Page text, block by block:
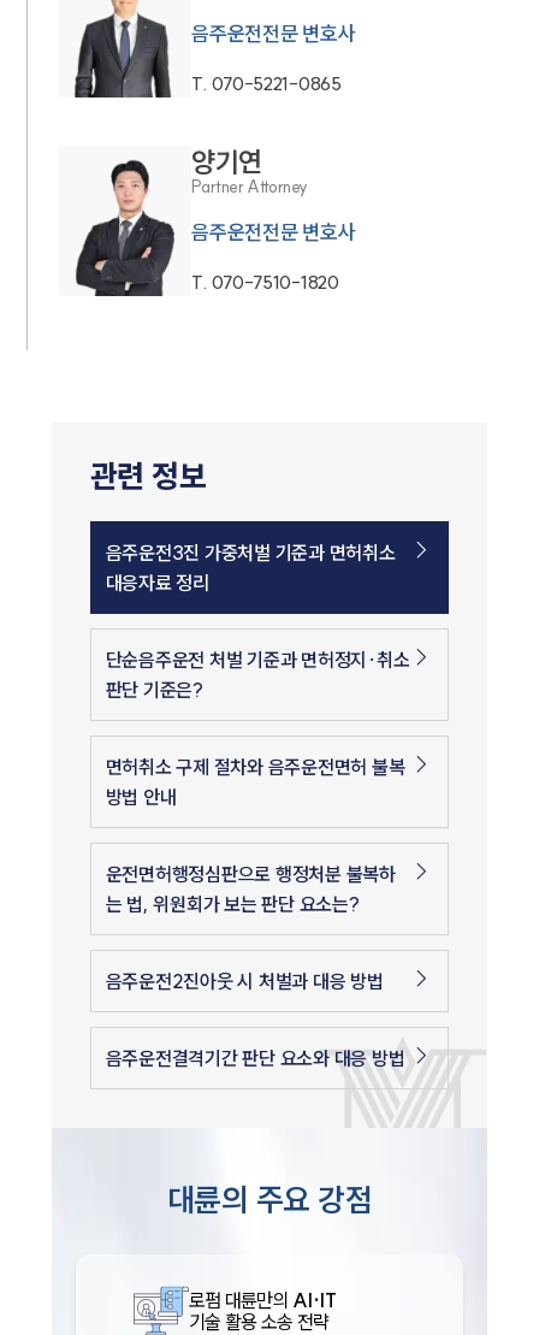
음주운전전문 변호사
T. 070-5221-0865
양기연
Partner Attorney
음주운전전문 변호사
T. 070-7510-1820
관련 정보
음주운전3진 가중처벌 기준과 면허취소
대응자료 정리
단순음주운전 처벌 기준과 면허정지·취소
판단 기준은?
면허취소 구제 절차와 음주운전면허 불복
방법 안내
운전면허행정심판으로 행정처분 불복하
는 법, 위원회가 보는 판단 요소는?
음주운전2진아웃 시 처벌과 대응 방법
음주운전결격기간 판단 요소와 대응 방법
대륜의 주요 강점
로펌 대륜만의 AI·IT
기술 활용 소송 전략